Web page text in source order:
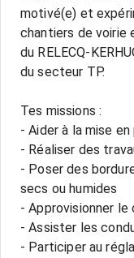
motivé(e) et
chantiers de voirie
du RELECQ-
du secteur TP.
Tes missions :
- Aider à la mise
- Réaliser des
- Poser des
secs ou humides
- Approvisionner
- Assister les
- Participer au